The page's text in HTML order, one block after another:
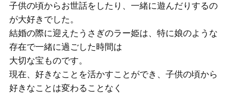
子供の頃からお世話をしたり、一緒に遊んだりするの
が大好きでした。
結婚の際に迎えたうさぎのラー姫は、特に娘のような
存在で一緒に過ごした時間は
大切な宝ものです。
現在、好きなことを活かすことができ、子供の頃から
好きなことは変わることなく